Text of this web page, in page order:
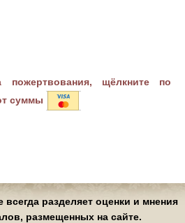
щёлкните по
суммы
разделяет оценки и мнения
размещенных на сайте.